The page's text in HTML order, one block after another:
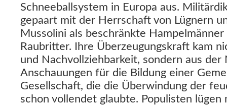
Schneeballsystem in Europa aus.
gepaart mit der Herrschaft von Lügnern
Mussolini als beschränkte
Raubritter. Ihre Überzeugungskraft kam
und Nachvollziehbarkeit, sondern aus
Anschauungen für die Bildung einer
Gesellschaft, die die Überwindung der
schon vollendet glaubte. Populisten lügen